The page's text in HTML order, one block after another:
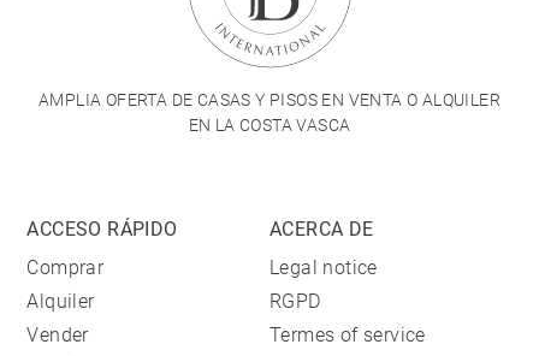
AMPLIA OFERTA DE CASAS Y PISOS EN VENTA O ALQUILER
EN LA COSTA VASCA
ACCESO RÁPIDO
Comprar
Alquiler
Vender
ACERCA DE
Legal notice
RGPD
Termes of service